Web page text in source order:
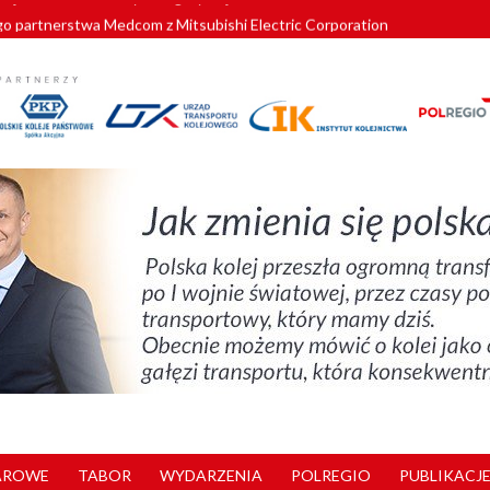
partnerstwa Medcom z Mitsubishi Electric Corporation
znów szuka dostawcy nowych EZT
kolejowych w północnej Wielkopolsce. Łatwiejsze dojazdy do pracy i
nowe standardy kategoryzacji dworców
TABOR WYDARZENIA POLREGIO